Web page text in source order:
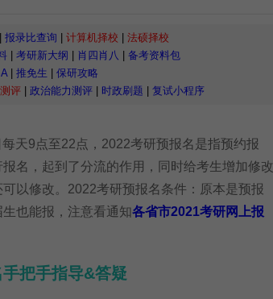
报录比查询 计算机择校
法硕择校
考研新大纲 肖四肖八
备考资料包
| 推免生
保研攻略
评 政治能力测评 时政刷题 复试小程序
天9点至22点，2022考研预报名是指预约报
名，起到了分流的作用，同时给考生增加修改
以修改。2022考研预报名条件：原本是预报
也能报，注意看通知各省市2021考研网上报
把手指导&答疑